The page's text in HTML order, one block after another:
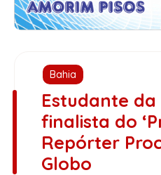
Bahia
Estudante da
finalista do
Repórter
Globo